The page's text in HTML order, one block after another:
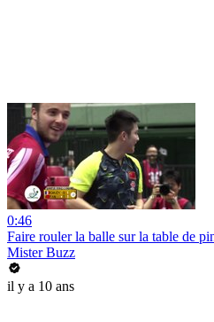
0:46
Faire rouler la balle sur la table de
Mister Buzz
il y a 10 ans